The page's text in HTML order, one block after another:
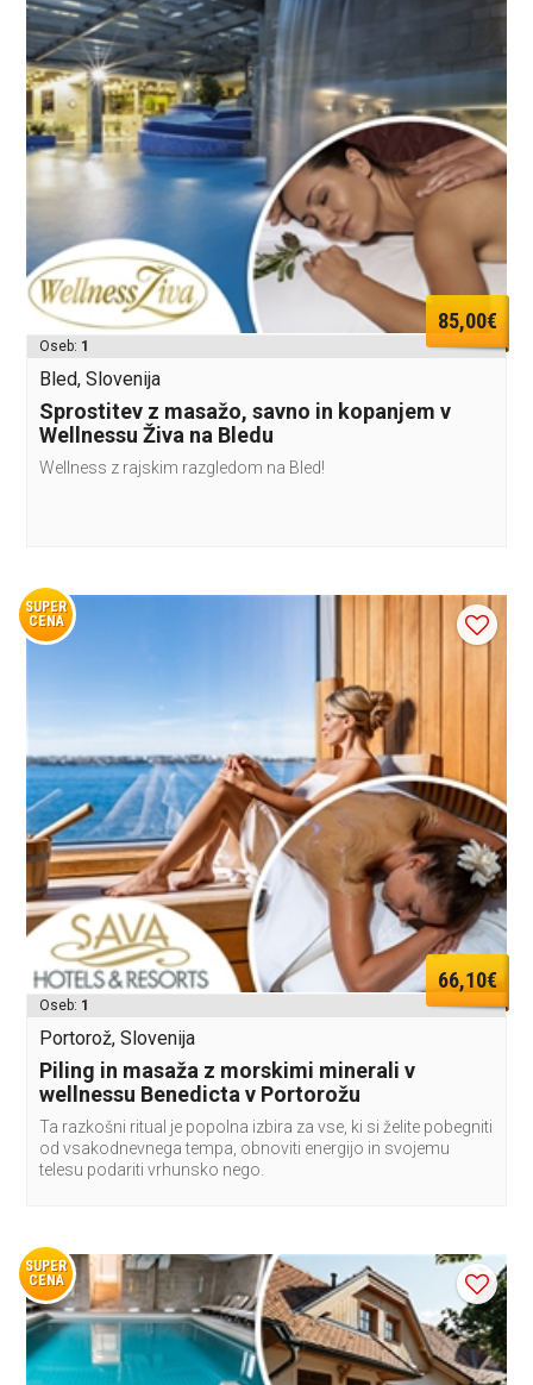
85,00€
Oseb: 1
Bled, Slovenija
Sprostitev z masažo, savno in kopanjem v
Wellnessu Živa na Bledu
Wellness z rajskim razgledom na Bled!
SUPER
CENA
66,10€
Oseb: 1
Portorož, Slovenija
Piling in masaža z morskimi minerali v
wellnessu Benedicta v Portorožu
Ta razkošni ritual je popolna izbira za vse, ki si želite pobegniti
od vsakodnevnega tempa, obnoviti energijo in svojemu
telesu podariti vrhunsko nego.
SUPER
CENA